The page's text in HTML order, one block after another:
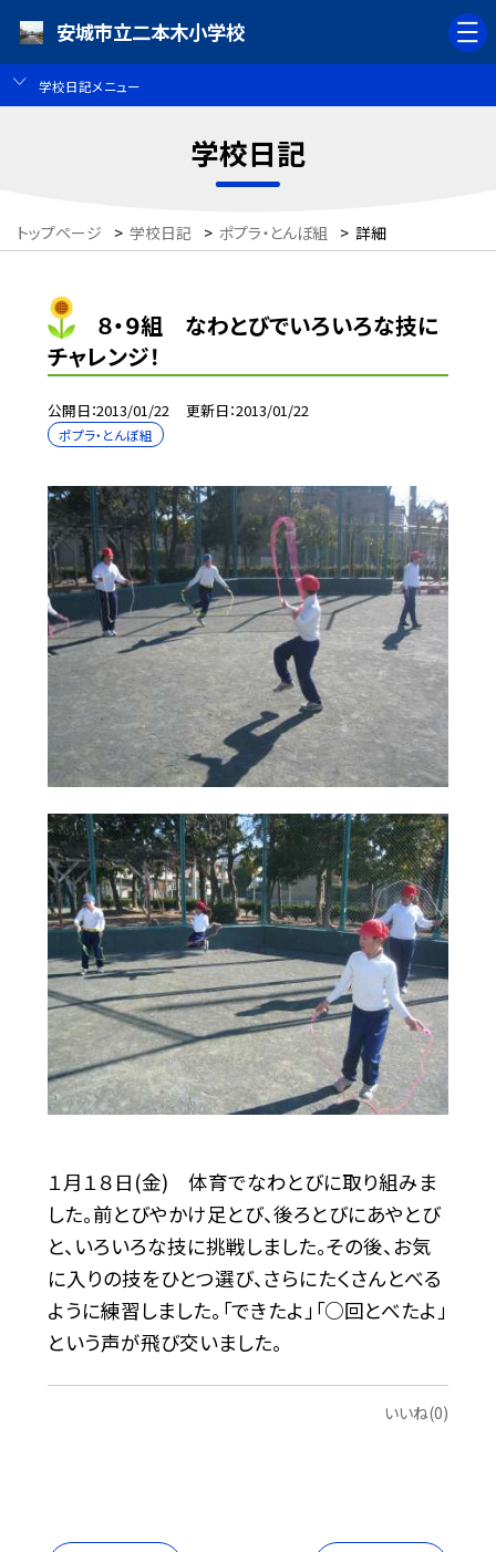
安城市立二本木小学校
学校日記メニュー
学校日記
トップページ > 学校日記 > ポプラ・とんぼ組 > 詳細
８・９組 なわとびでいろいろな技に
チャレンジ！
公開日 2013/01/22 更新日 2013/01/22
ポプラ・とんぼ組
１月１８日(金) 体育でなわとびに取り組みま
した。前とびやかけ足とび、後ろとびにあやとび
と、いろいろな技に挑戦しました。その後、お気
に入りの技をひとつ選び、さらにたくさんとべる
ように練習しました。「できたよ」「○回とべたよ」
という声が飛び交いました。
いいね(0)